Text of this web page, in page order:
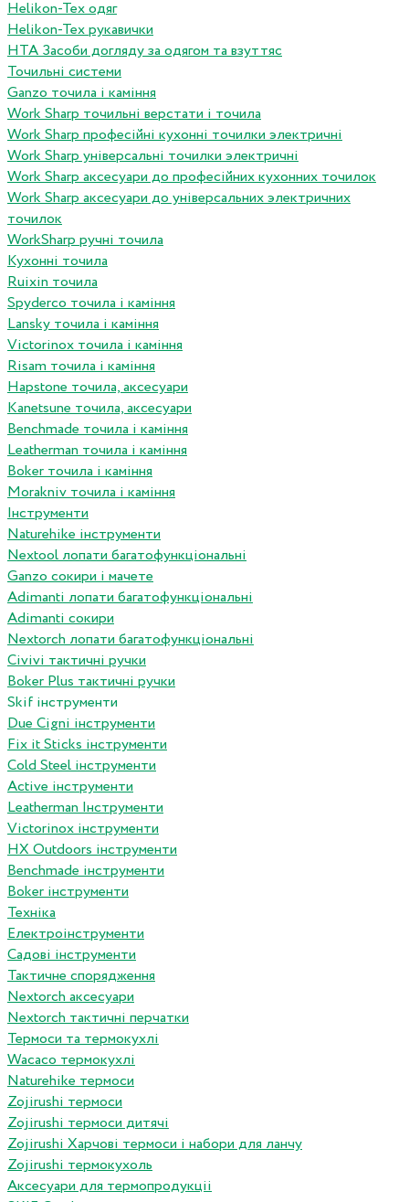
Helikon-Tex одяг
Helikon-Tex рукавички
HTA Засоби догляду за одягом та взуттяс
Точильні системи
Ganzo точила і каміння
Work Sharp точильні верстати і точила
Work Sharp професiйнi кухоннi точилки электричнi
Work Sharp унiверсальнi точилки электричнi
Work Sharp аксесуари до професiйних кухонних точилок
Work Sharp аксесуари до унiверсальних электричних
точилок
WorkSharp ручні точила
Кухонні точила
Ruixin точила
Spyderco точила і каміння
Lansky точила і каміння
Victorinox точила і каміння
Risam точила і каміння
Hapstone точила, аксесуари
Kanetsune точила, аксесуари
Benchmade точила і каміння
Leatherman точила і каміння
Boker точила і каміння
Morakniv точила і каміння
Інструменти
Naturehike інструменти
Nextool лопати багатофункціональні
Ganzo сокири і мачете
Adimanti лопати багатофункціональні
Adimanti сокири
Nextorch лопати багатофункціональні
Сivivi тактичні ручки
Boker Plus тактичні ручки
Skif інструменти
Due Cigni інструменти
Fix it Sticks інструменти
Сold Steel інструменти
Active інструменти
Leatherman Інструменти
Victorinox інструменти
HX Outdoors інструменти
Benchmade інструменти
Boker інструменти
Техніка
Електроінструменти
Садові інструменти
Тактичне спорядження
Nextorch аксесуари
Nextorch тактичні перчатки
Термоси та термокухлі
Wacaco термокухлі
Naturehike термоси
Zojirushi термоси
Zojirushi термоси дитячі
Zojirushi Харчові термоси і набори для ланчу
Zojirushi термокухоль
Аксесуари для термопродукціі